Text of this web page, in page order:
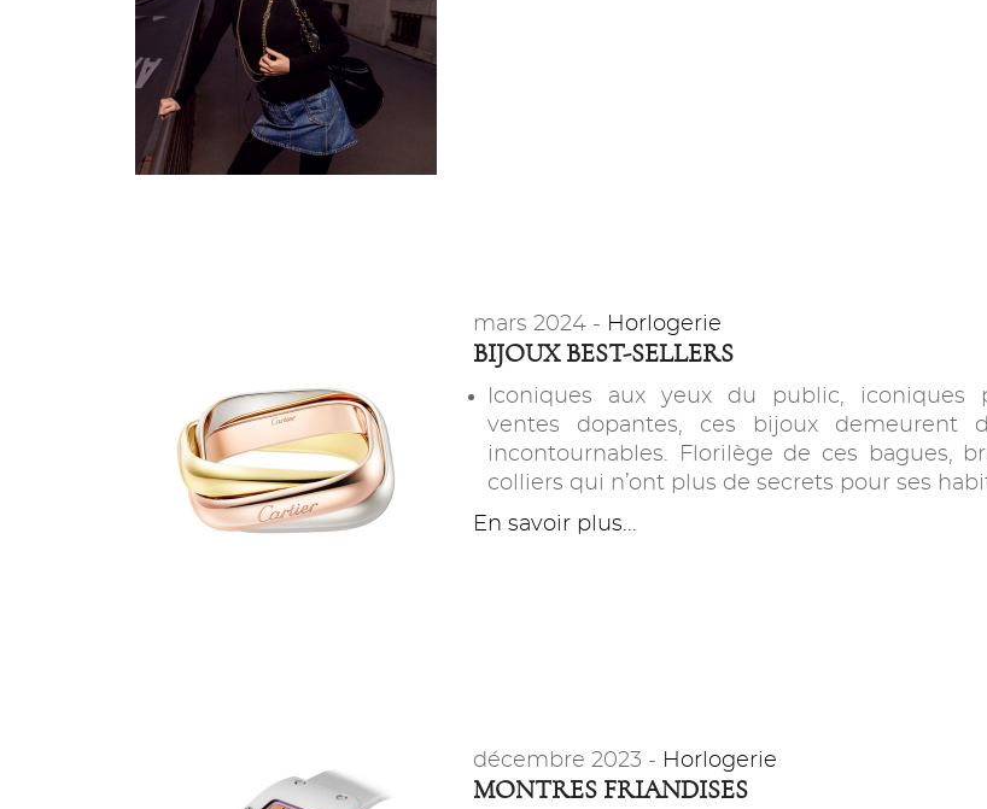
mars 2024 - Horlogerie
BIJOUX BEST-SELLERS
Iconiques aux yeux du public, iconiques
ventes dopantes, ces bijoux demeurent
incontournables. Florilège de ces bagues,
colliers qui n’ont plus de secrets pour ses
En savoir plus...
décembre 2023 - Horlogerie
MONTRES FRIANDISES